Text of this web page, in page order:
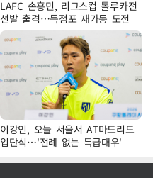
LAFC 손흥민, 리그스컵 톨루카전
선발 출격…득점포 재가동 도전
이강인, 오늘 서울서 AT마드리드
입단식…'전례 없는 특급대우'